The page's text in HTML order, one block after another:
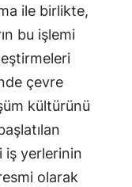
ile birlikte,
bu işlemi
çevre
kültürünü
iş yerlerinin
olarak